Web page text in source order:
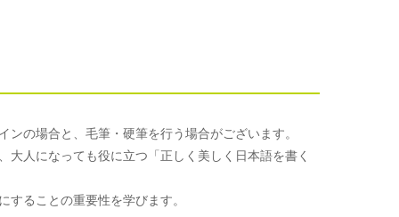
の場合と、毛筆・硬筆を行う場合がございます。
人になっても役に立つ「正しく美しく日本語を書く
ることの重要性を学びます。